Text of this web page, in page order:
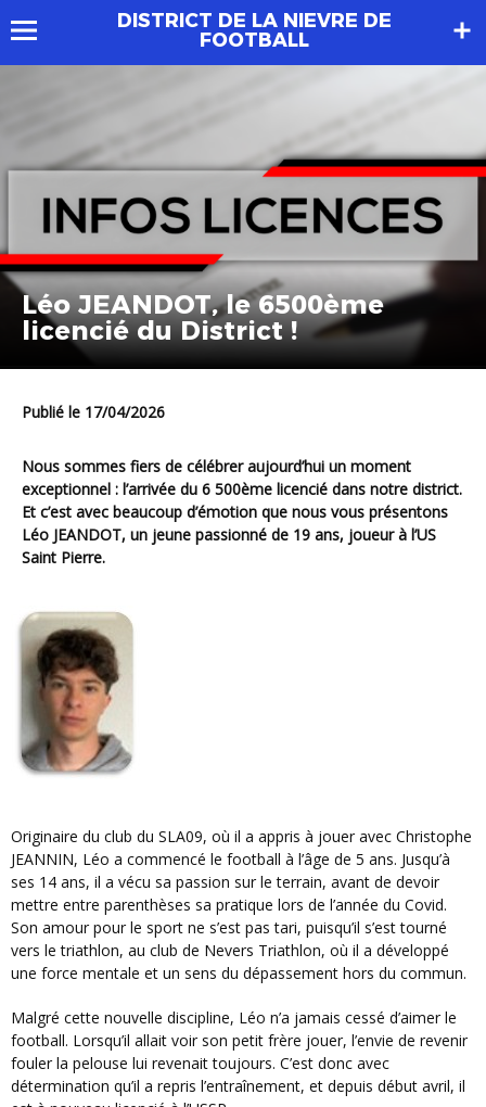
DISTRICT DE LA NIEVRE DE
FOOTBALL
Léo JEANDOT, le 6500ème
licencié du District !
Publié le 17/04/2026
Nous sommes fiers de célébrer aujourd’hui un moment
exceptionnel : l’arrivée du 6 500ème licencié dans notre district.
Et c’est avec beaucoup d’émotion que nous vous présentons
Léo JEANDOT, un jeune passionné de 19 ans, joueur à l’US
Saint Pierre.
Originaire du club du SLA09, où il a appris à jouer avec Christophe
JEANNIN, Léo a commencé le football à l’âge de 5 ans. Jusqu’à
ses 14 ans, il a vécu sa passion sur le terrain, avant de devoir
mettre entre parenthèses sa pratique lors de l’année du Covid.
Son amour pour le sport ne s’est pas tari, puisqu’il s’est tourné
vers le triathlon, au club de Nevers Triathlon, où il a développé
une force mentale et un sens du dépassement hors du commun.
Malgré cette nouvelle discipline, Léo n’a jamais cessé d’aimer le
football. Lorsqu’il allait voir son petit frère jouer, l’envie de revenir
fouler la pelouse lui revenait toujours. C’est donc avec
détermination qu’il a repris l’entraînement, et depuis début avril, il